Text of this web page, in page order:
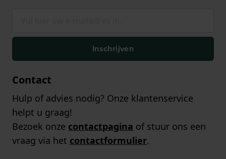
Inschrijven
Contact
Hulp of advies nodig? Onze klantenservice
helpt u graag!
Bezoek onze contactpagina of stuur ons een
vraag via het contactformulier.